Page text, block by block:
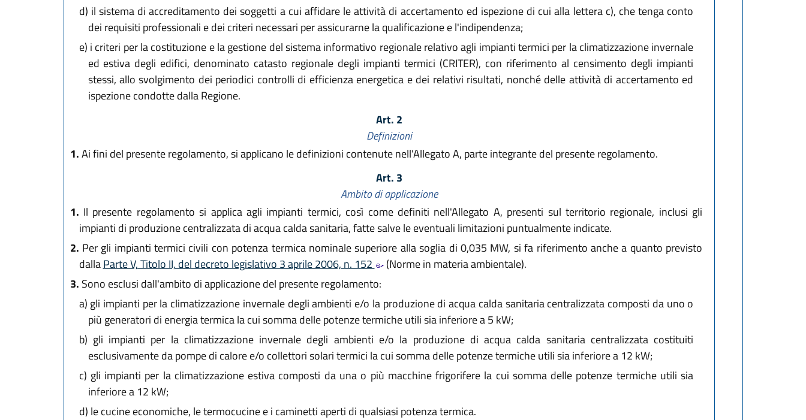
d) il sistema di accreditamento dei soggetti a cui affidare le attività di accertamento ed ispezione di cui alla lettera c), che tenga conto
dei requisiti professionali e dei criteri necessari per assicurarne la qualificazione e l'indipendenza;
e) i criteri per la costituzione e la gestione del sistema informativo regionale relativo agli impianti termici per la climatizzazione invernale
ed estiva degli edifici, denominato catasto regionale degli impianti termici (CRITER), con riferimento al censimento degli impianti
stessi, allo svolgimento dei periodici controlli di efficienza energetica e dei relativi risultati, nonché delle attività di accertamento ed
ispezione condotte dalla Regione.
Art. 2
Definizioni
1.Ai fini del presente regolamento, si applicano le definizioni contenute nell'Allegato A, parte integrante del presente regolamento.
Art. 3
Ambito di applicazione
1. Il presente regolamento si applica agli impianti termici, così come definiti nell'Allegato A, presenti sul territorio regionale, inclusi gli
impianti di produzione centralizzata di acqua calda sanitaria, fatte salve le eventuali limitazioni puntualmente indicate.
2. Per gli impianti termici civili con potenza termica nominale superiore alla soglia di 0,035 MW, si fa riferimento anche a quanto previsto
dallaParte V, Titolo II, del decreto legislativo 3 aprile 2006, n. 152
(Norme in materia ambientale).
3. Sono esclusi dall'ambito di applicazione del presente regolamento:
a) gli impianti per la climatizzazione invernale degli ambienti e/o la produzione di acqua calda sanitaria centralizzata composti da uno o
più generatori di energia termica la cui somma delle potenze termiche utili sia inferiore a 5 kW;
b) gli impianti per la climatizzazione invernale degli ambienti e/o la produzione di acqua calda sanitaria centralizzata costituiti
esclusivamente da pompe di calore e/o collettori solari termici la cui somma delle potenze termiche utili sia inferiore a 12 kW;
c) gli impianti per la climatizzazione estiva composti da una o più macchine frigorifere la cui somma delle potenze termiche utili sia
inferiore a 12 kW;
d) le cucine economiche, le termocucine e i caminetti aperti di qualsiasi potenza termica.